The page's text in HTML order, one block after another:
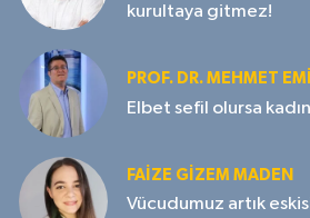
kurultaya gitmez!
PROF. DR. MEHMET
Elbet sefil olursa
FAIZE GIZEM MADEN
Vücudumuz artık